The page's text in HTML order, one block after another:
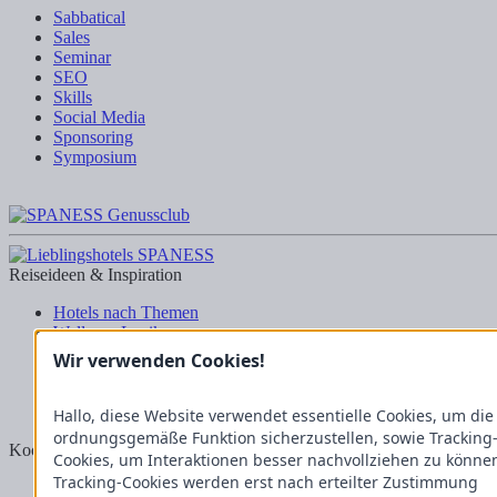
Sabbatical
Sales
Seminar
SEO
Skills
Social Media
Sponsoring
Symposium
Reiseideen & Inspiration
Hotels nach Themen
Wellness-Lexikon
Business-Lexikon
Urlaubsregionen in Deutschland
Wanderrouten
Kooperation & Zusammenarbeit
Kundenbereich
Wir verwenden Cookies!
Hallo, diese Website verwendet essentielle Cookies, um die
ordnungsgemäße Funktion sicherzustellen, sowie Tracking-
Cookies, um Interaktionen besser nachvollziehen zu
Tracking-Cookies werden erst nach erteilter Zustimmung